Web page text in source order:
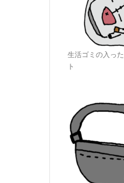
生活ゴミの入っ
ト